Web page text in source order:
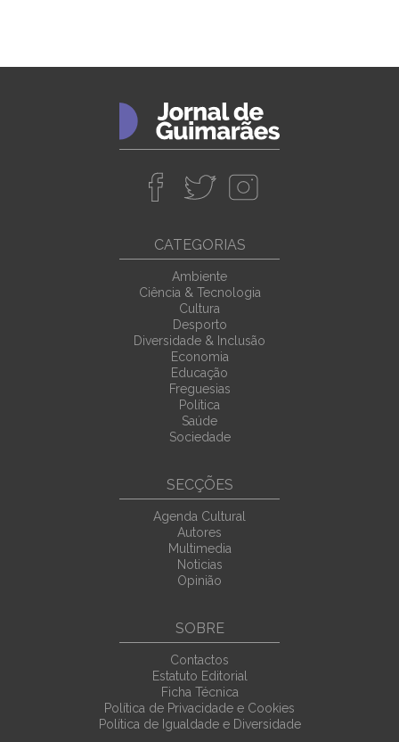
CATEGORIAS
Ambiente
Ciência & Tecnologia
Cultura
Desporto
Diversidade & Inclusão
Economia
Educação
Freguesias
Política
Saúde
Sociedade
SECÇÕES
Agenda Cultural
Autores
Multimedia
Noticias
Opinião
SOBRE
Contactos
Estatuto Editorial
Ficha Técnica
Política de Privacidade e Cookies
Política de Igualdade e Diversidade